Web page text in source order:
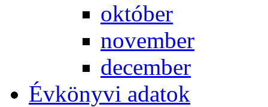
ok­tó­ber
no­vem­ber
de­cem­ber
Év­köny­vi ada­tok